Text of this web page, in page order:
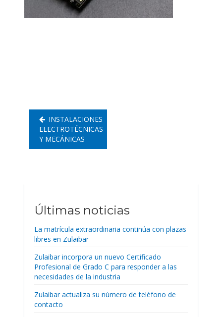
INSTALACIONES
ELECTROTÉCNICAS
Y MECÁNICAS
Últimas noticias
La matrícula extraordinaria continúa con plazas
libres en Zulaibar
Zulaibar incorpora un nuevo Certificado
Profesional de Grado C para responder a las
necesidades de la industria
Zulaibar actualiza su número de teléfono de
contacto